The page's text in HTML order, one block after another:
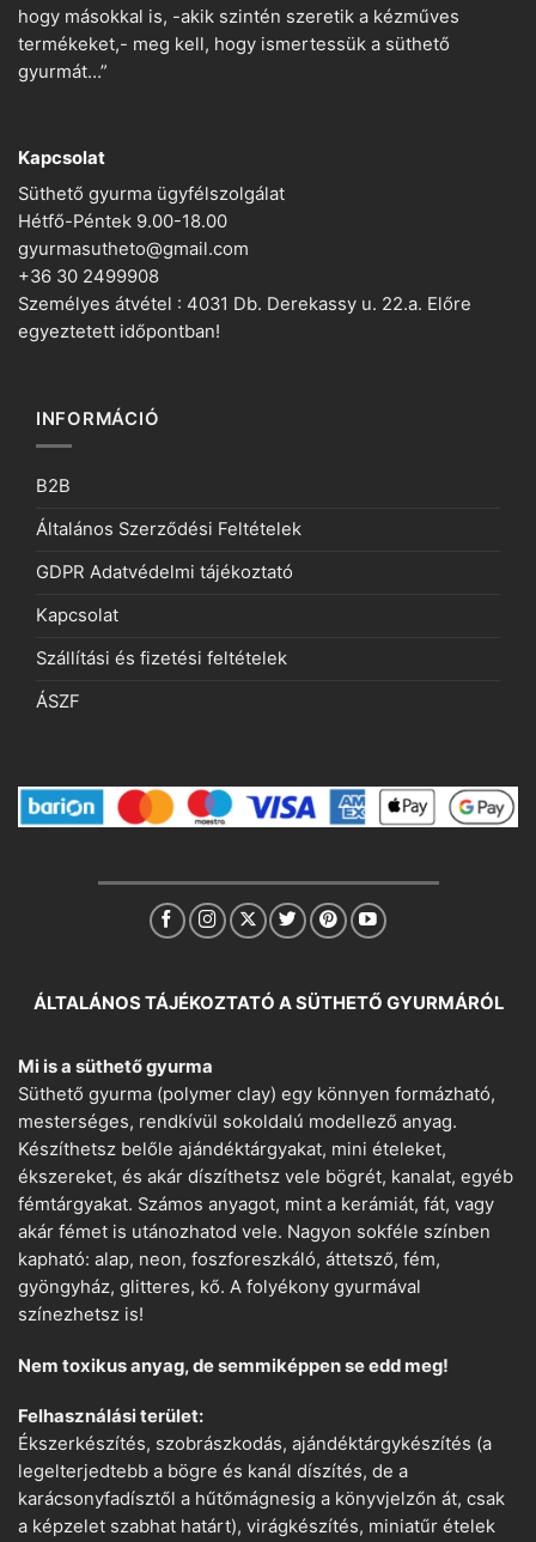
hogy másokkal is, -akik szintén szeretik a kézműves
termékeket,- meg kell, hogy ismertessük a süthető
gyurmát…”
Kapcsolat
Süthető gyurma ügyfélszolgálat
Hétfő-Péntek 9.00-18.00
gyurmasutheto@gmail.com
+36 30 2499908
Személyes átvétel : 4031 Db. Derekassy u. 22.a. Előre
egyeztetett időpontban!
INFORMÁCIÓ
B2B
Általános Szerződési Feltételek
GDPR Adatvédelmi tájékoztató
Kapcsolat
Szállítási és fizetési feltételek
ÁSZF
ÁLTALÁNOS TÁJÉKOZTATÓ A SÜTHETŐ GYURMÁRÓL
Mi is a süthető gyurma
Süthető gyurma (polymer clay) egy könnyen formázható,
mesterséges, rendkívül sokoldalú modellező anyag.
Készíthetsz belőle ajándéktárgyakat, mini ételeket,
ékszereket, és akár díszíthetsz vele bögrét, kanalat, egyéb
fémtárgyakat. Számos anyagot, mint a kerámiát, fát, vagy
akár fémet is utánozhatod vele. Nagyon sokféle színben
kapható: alap, neon, foszforeszkáló, áttetsző, fém,
gyöngyház, glitteres, kő. A folyékony gyurmával
színezhetsz is!
Nem toxikus anyag, de semmiképpen se edd meg!
Felhasználási terület:
Ékszerkészítés, szobrászkodás, ajándéktárgykészítés (a
legelterjedtebb a bögre és kanál díszítés, de a
karácsonyfadísztől a hűtőmágnesig a könyvjelzőn át, csak
a képzelet szabhat határt), virágkészítés, miniatűr ételek